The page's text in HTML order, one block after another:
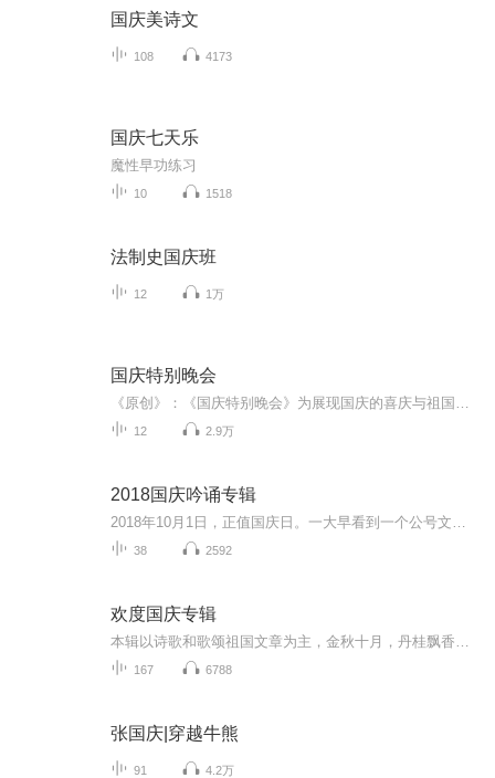
国庆美诗文
108 4173
国庆七天乐
魔性早功练习
10 1518
法制史国庆班
12 1万
国庆特别晚会
12 2.9万
2018国庆吟诵专辑
38 2592
欢度国庆专辑
167 6788
张国庆|穿越牛熊
91 4.2万